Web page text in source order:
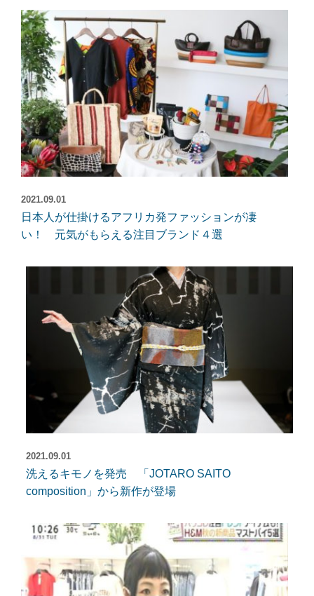
2021.09.01
日本人が仕掛けるアフリカ発ファッションが凄
い！ 元気がもらえる注目ブランド４選
2021.09.01
洗えるキモノを発売 「JOTARO SAITO
composition」から新作が登場